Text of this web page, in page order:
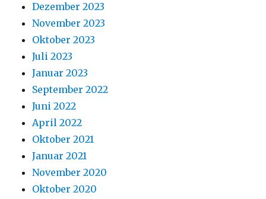
Dezember 2023
November 2023
Oktober 2023
Juli 2023
Januar 2023
September 2022
Juni 2022
April 2022
Oktober 2021
Januar 2021
November 2020
Oktober 2020